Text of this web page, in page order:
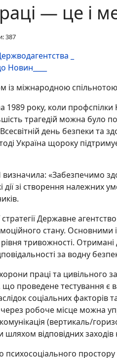
— це і
387
_
Новин____
із міжнародною
1989 року, коли
трагедій можна було
день безпеки та
Україна щороку
«Забезпечимо
дії зі створення належних
стратегії Державне
стану.
рівня тривожності.
за водну
праці та цивільного
проведене тестування є
соціальних
робоче місце можна
(вертикаль/
шляхом відповідних
психосоціального